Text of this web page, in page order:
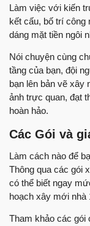
Làm việc với kiến
kết cấu, bố trí công
dáng mặt tiền ngôi
Nói chuyện cùng
tầng của bạn, đội
bạn lên bản vẽ xây
ảnh trực quan, đạt
hoàn hảo.
Các Gói và
Làm cách nào để
Thông qua các gói
có thể biết ngay
hoạch xây mới nhà
Tham khảo các gói